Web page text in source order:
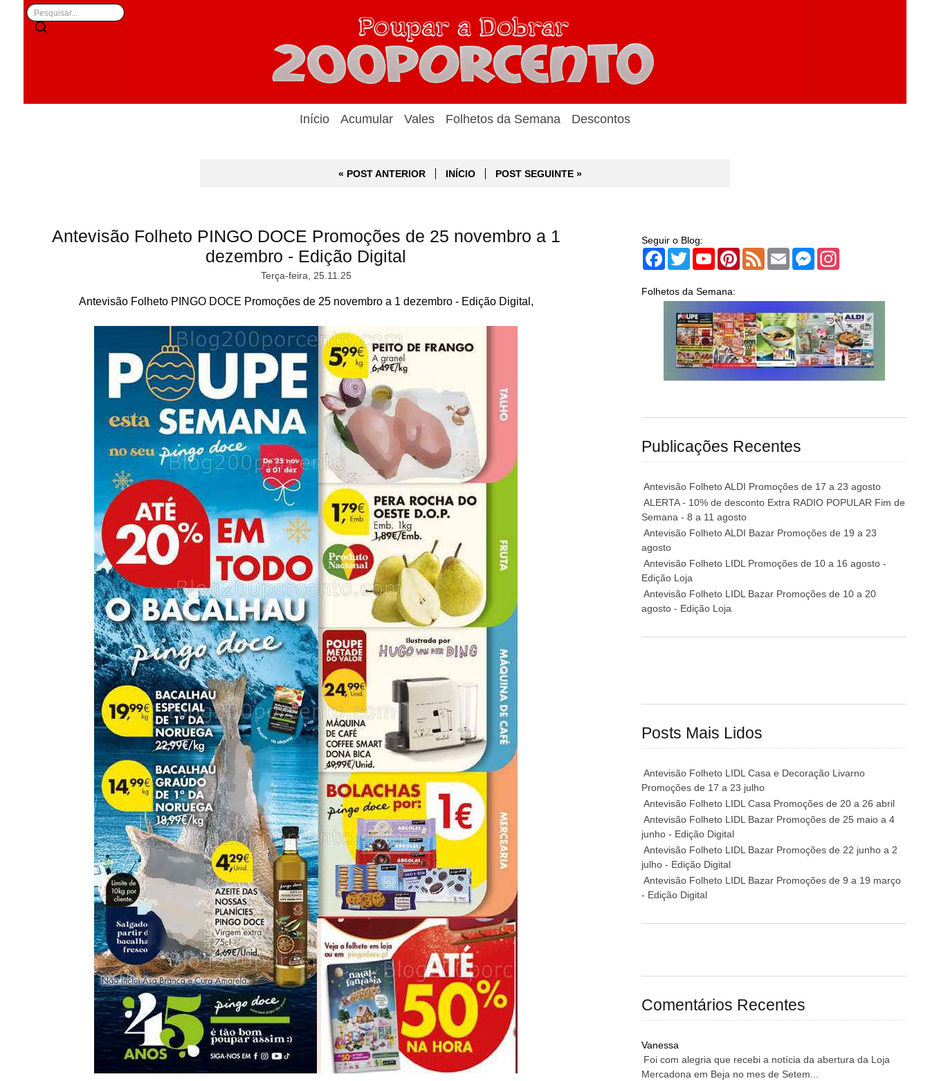
Início Acumular Vales Folhetos da Semana Descontos
« POST ANTERIOR INÍCIO POST SEGUINTE »
Antevisão Folheto PINGO DOCE Promoções de 25 novembro a 1
dezembro - Edição Digital
Terça-feira, 25.11.25
Antevisão Folheto PINGO DOCE Promoções de 25 novembro a 1 dezembro - Edição Digital,
Seguir o Blog:
Facebook
TwitterYouTubePinterest
Feed Email Messenger
Folhetos da Semana:
Publicações Recentes
Antevisão Folheto ALDI Promoções de 17 a 23 agosto
ALERTA - 10% de desconto Extra RADIO POPULAR Fim de
Semana - 8 a 11 agosto
Antevisão Folheto ALDI Bazar Promoções de 19 a 23
agosto
Antevisão Folheto LIDL Promoções de 10 a 16 agosto -
Edição Loja
Antevisão Folheto LIDL Bazar Promoções de 10 a 20
agosto - Edição Loja
Posts Mais Lidos
Antevisão Folheto LIDL Casa e Decoração Livarno
Promoções de 17 a 23 julho
Antevisão Folheto LIDL Casa Promoções de 20 a 26 abril
Antevisão Folheto LIDL Bazar Promoções de 25 maio a 4
junho - Edição Digital
Antevisão Folheto LIDL Bazar Promoções de 22 junho a 2
julho - Edição Digital
Antevisão Folheto LIDL Bazar Promoções de 9 a 19 março
- Edição Digital
Comentários Recentes
Vanessa
Foi com alegria que recebi a notícia da abertura da Loja
Mercadona em Beja no mes de Setem...